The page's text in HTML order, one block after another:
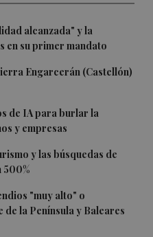
alcanzada" y la
en su primer mandato
Engarcerán (Castellón)
de IA para burlar la
y empresas
y las búsquedas de
500%
"muy alto" o
la Península y Baleares